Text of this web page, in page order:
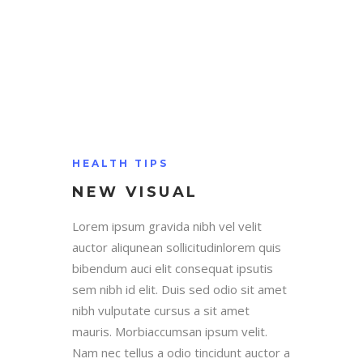
HEALTH TIPS
NEW VISUAL
Lorem ipsum gravida nibh vel velit
auctor aliqunean sollicitudinlorem quis
bibendum auci elit consequat ipsutis
sem nibh id elit. Duis sed odio sit amet
nibh vulputate cursus a sit amet
mauris. Morbiaccumsan ipsum velit.
Nam nec tellus a odio tincidunt auctor a